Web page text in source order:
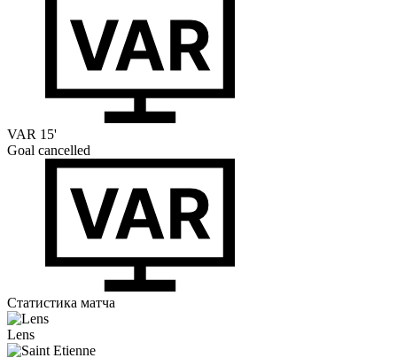
VAR 15'
Goal cancelled
Статистика матча
Lens